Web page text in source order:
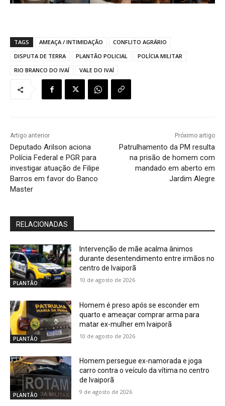
TAGS AMEAÇA / INTIMIDAÇÃO
CONFLITO AGRÁRIO
DISPUTA DE TERRA
PLANTÃO POLICIAL
POLÍCIA MILITAR
RIO BRANCO DO IVAÍ
VALE DO IVAÍ
Artigo anterior
Deputado Arilson aciona
Polícia Federal e PGR para
investigar atuação de Filipe
Barros em favor do Banco
Master
Próximo artigo
Patrulhamento da PM resulta
na prisão de homem com
mandado em aberto em
Jardim Alegre
RELACIONADAS
PLANTÃO
Intervenção de mãe acalma ânimos
durante desentendimento entre irmãos no
centro de Ivaiporã
10 de agosto de 2026
PLANTÃO
Homem é preso após se esconder em
quarto e ameaçar comprar arma para
matar ex-mulher em Ivaiporã
10 de agosto de 2026
PLANTÃO
Homem persegue ex-namorada e joga
carro contra o veículo da vítima no centro
de Ivaiporã
9 de agosto de 2026